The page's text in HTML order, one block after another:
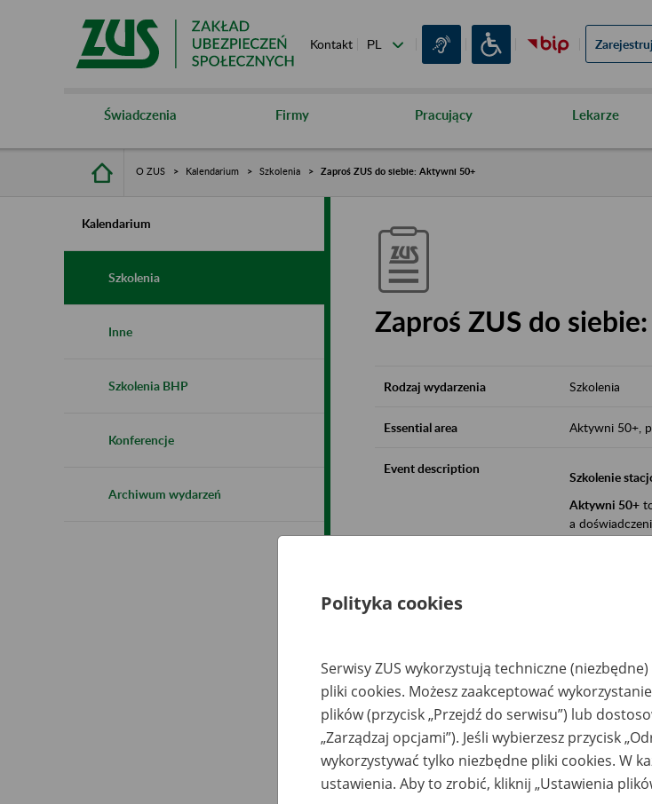
Kontakt
Świadczenia Firmy Pracujący Lekarze
O ZUS Kalendarium Szkolenia Zaproś ZUS do siebie: Aktywni 50+
Kalendarium
Szkolenia
Inne
Szkolenia BHP
Konferencje
Archiwum wydarzeń
Zaproś ZUS do
Rodzaj wydarzenia Szkolenia
Essential area Aktywni 50+,
Event description
Szkolenie
Aktywni 50+to
a
promocja
ZUS przez
Aktywni 50+to
edukowania
działań z
realizowanej
W ramach
Polityka cookies
Serwisy ZUS wykorzystują techniczne
pliki cookies. Możesz zaakceptować
plików (przycisk „Przejdź do serwisu”) lub
„Zarządzaj opcjami”). Jeśli wybierzesz przycisk
wykorzystywać tylko niezbędne pliki cookies. W
ustawienia. Aby to zrobić, kliknij „Ustawienia